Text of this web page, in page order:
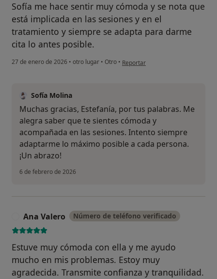
Sofía me hace sentir muy cómoda y se nota que
está implicada en las sesiones y en el
tratamiento y siempre se adapta para darme
cita lo antes posible.
27 de enero de 2026 • otro lugar • Otro • en opinión del usuario Estefanía E.
Reportar
Sofía Molina
Muchas gracias, Estefanía, por tus palabras. Me
alegra saber que te sientes cómoda y
acompañada en las sesiones. Intento siempre
adaptarme lo máximo posible a cada persona.
¡Un abrazo!
6 de febrero de 2026
Ana Valero Número de teléfono verificado
Estuve muy cómoda con ella y me ayudo
mucho en mis problemas. Estoy muy
agradecida. Transmite confianza y tranquilidad.